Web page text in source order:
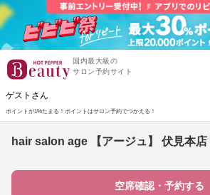
国内最大級の
サロン予約サイト
ゲストさん
ポイントが1%たまる！ ポイントはサロン予約でつかえる！
hair salon age 【アージュ】 伏見本店
空席確認・予約する